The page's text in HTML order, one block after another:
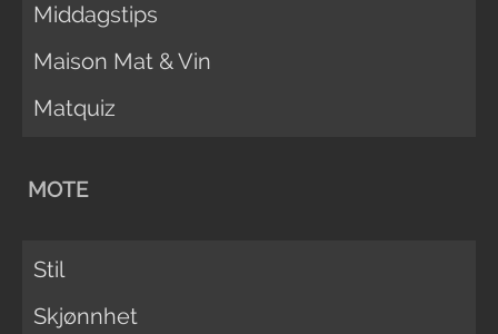
Middagstips
Maison Mat & Vin
Matquiz
MOTE
Stil
Skjønnhet